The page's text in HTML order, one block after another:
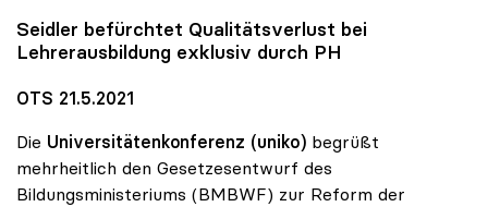
Seidler befürchtet Qualitätsverlust bei
Lehrerausbildung exklusiv durch PH
OTS 21.5.2021
Die Universitätenkonferenz (uniko) begrüßt
mehrheitlich den Gesetzesentwurf des
Bildungsministeriums (BMBWF) zur Reform der